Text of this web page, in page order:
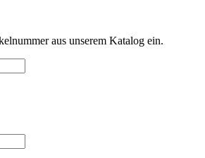
aus unserem Katalog ein.